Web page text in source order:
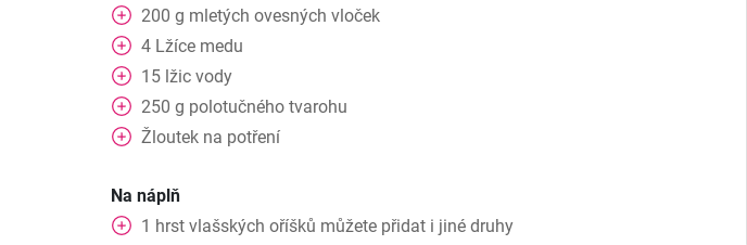
200 g mletých ovesných vloček
4 Lžíce medu
15 lžic vody
250 g polotučného tvarohu
Žloutek na potření
Na náplň
1 hrst vlašských oříšků můžete přidat i jiné druhy